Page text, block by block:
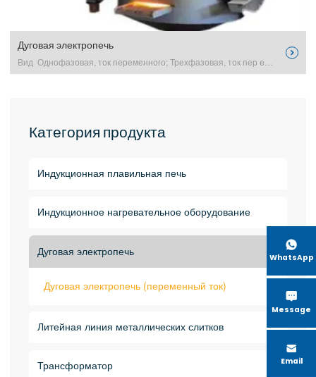

WhatsApp

Message

Email
Категория продукта
Индукционная плавильная печь
Индукционное нагревательное оборудование
Дуговая электропечь
Дуговая электропечь (переменный ток)
Литейная линия металлических слитков
Трансформатор
Дуговая электропечь
